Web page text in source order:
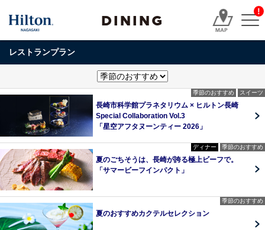
DINING
!
レストランプラン
季節のおすすめ スイーツ
長崎市科学館プラネタリウム × ヒルトン長崎
Special Collaboration Vol.3
「星空アフタヌーンティー 2026」
ディナー 季節のおすすめ
夏のごちそうは、長崎が誇る極上ビーフで。
「サマービーフインパクト」
季節のおすすめ
夏のおすすめカクテルセレクション